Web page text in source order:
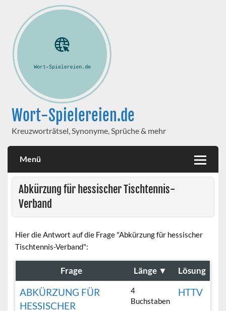
Wort-Spielereien.de
Kreuzworträtsel, Synonyme, Sprüche & mehr
Menü
Abkürzung für hessischer Tischtennis-
Verband
Hier die Antwort auf die Frage "Abkürzung für hessischer
Tischtennis-Verband":
Frage Länge ▼ Lösung
ABKÜRZUNG FÜR
HESSISCHER
4
Buchstaben
HTTV